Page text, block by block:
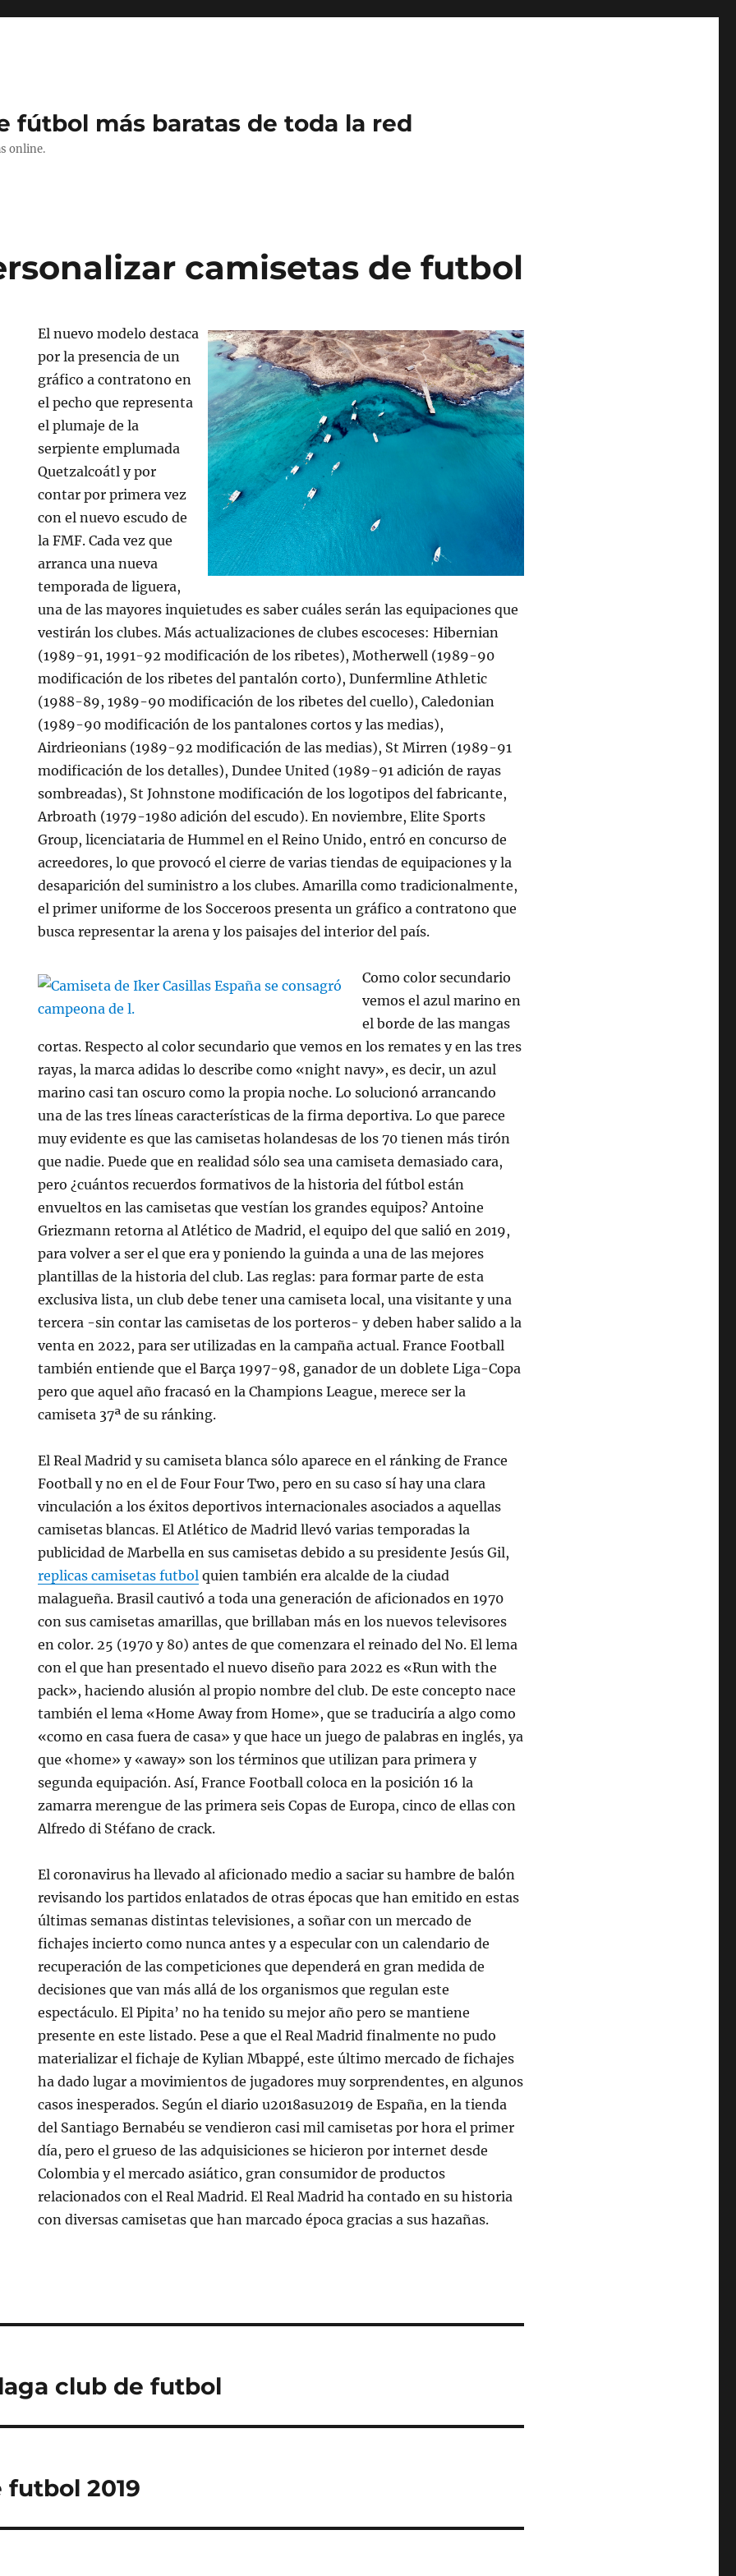
fútbol más baratas de toda la red
online.
camisetas de futbol
El nuevo modelo destaca
por la presencia de un
gráfico a contratono en
el pecho que representa
el plumaje de la
serpiente emplumada
Quetzalcoátl y por
contar por primera vez
con el nuevo escudo de
la FMF. Cada vez que
arranca una nueva
temporada de liguera,
una de las mayores inquietudes es saber cuáles serán las equipaciones que
vestirán los clubes. Más actualizaciones de clubes escoceses: Hibernian
(1989-91, 1991-92 modificación de los ribetes), Motherwell (1989-90
modificación de los ribetes del pantalón corto), Dunfermline Athletic
(1988-89, 1989-90 modificación de los ribetes del cuello), Caledonian
(1989-90 modificación de los pantalones cortos y las medias),
Airdrieonians (1989-92 modificación de las medias), St Mirren (1989-91
modificación de los detalles), Dundee United (1989-91 adición de rayas
sombreadas), St Johnstone modificación de los logotipos del fabricante,
Arbroath (1979-1980 adición del escudo). En noviembre, Elite Sports
Group, licenciataria de Hummel en el Reino Unido, entró en concurso de
acreedores, lo que provocó el cierre de varias tiendas de equipaciones y la
desaparición del suministro a los clubes. Amarilla como tradicionalmente,
el primer uniforme de los Socceroos presenta un gráfico a contratono que
busca representar la arena y los paisajes del interior del país.
Como color secundario
vemos el azul marino en
el borde de las mangas
cortas. Respecto al color secundario que vemos en los remates y en las tres
rayas, la marca adidas lo describe como «night navy», es decir, un azul
marino casi tan oscuro como la propia noche. Lo solucionó arrancando
una de las tres líneas características de la firma deportiva. Lo que parece
muy evidente es que las camisetas holandesas de los 70 tienen más tirón
que nadie. Puede que en realidad sólo sea una camiseta demasiado cara,
pero ¿cuántos recuerdos formativos de la historia del fútbol están
envueltos en las camisetas que vestían los grandes equipos? Antoine
Griezmann retorna al Atlético de Madrid, el equipo del que salió en 2019,
para volver a ser el que era y poniendo la guinda a una de las mejores
plantillas de la historia del club. Las reglas: para formar parte de esta
exclusiva lista, un club debe tener una camiseta local, una visitante y una
tercera -sin contar las camisetas de los porteros- y deben haber salido a la
venta en 2022, para ser utilizadas en la campaña actual. France Football
también entiende que el Barça 1997-98, ganador de un doblete Liga-Copa
pero que aquel año fracasó en la Champions League, merece ser la
camiseta 37ª de su ránking.
El Real Madrid y su camiseta blanca sólo aparece en el ránking de France
Football y no en el de Four Four Two, pero en su caso sí hay una clara
vinculación a los éxitos deportivos internacionales asociados a aquellas
camisetas blancas. El Atlético de Madrid llevó varias temporadas la
publicidad de Marbella en sus camisetas debido a su presidente Jesús Gil,
replicas camisetas futbol quien también era alcalde de la ciudad
malagueña. Brasil cautivó a toda una generación de aficionados en 1970
con sus camisetas amarillas, que brillaban más en los nuevos televisores
en color. 25 (1970 y 80) antes de que comenzara el reinado del No. El lema
con el que han presentado el nuevo diseño para 2022 es «Run with the
pack», haciendo alusión al propio nombre del club. De este concepto nace
también el lema «Home Away from Home», que se traduciría a algo como
«como en casa fuera de casa» y que hace un juego de palabras en inglés, ya
que «home» y «away» son los términos que utilizan para primera y
segunda equipación. Así, France Football coloca en la posición 16 la
zamarra merengue de las primera seis Copas de Europa, cinco de ellas con
Alfredo di Stéfano de crack.
El coronavirus ha llevado al aficionado medio a saciar su hambre de balón
revisando los partidos enlatados de otras épocas que han emitido en estas
últimas semanas distintas televisiones, a soñar con un mercado de
fichajes incierto como nunca antes y a especular con un calendario de
recuperación de las competiciones que dependerá en gran medida de
decisiones que van más allá de los organismos que regulan este
espectáculo. El Pipita’ no ha tenido su mejor año pero se mantiene
presente en este listado. Pese a que el Real Madrid finalmente no pudo
materializar el fichaje de Kylian Mbappé, este último mercado de fichajes
ha dado lugar a movimientos de jugadores muy sorprendentes, en algunos
casos inesperados. Según el diario u2018asu2019 de España, en la tienda
del Santiago Bernabéu se vendieron casi mil camisetas por hora el primer
día, pero el grueso de las adquisiciones se hicieron por internet desde
Colombia y el mercado asiático, gran consumidor de productos
relacionados con el Real Madrid. El Real Madrid ha contado en su historia
con diversas camisetas que han marcado época gracias a sus hazañas.
club de futbol
futbol 2019